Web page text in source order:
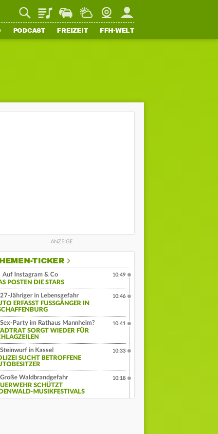
PlaylistStaupilotWetterWebcamMein FFH
PODCAST FREIZEIT FFH-WELT
TICKER
Auf Instagram & Co
POSTEN DIE STARS
10:49
27-Jähriger in Lebensgefahr
ERFASST FUSSGÄNGER IN A
10:46
Sex-Party im Rathaus Mannheim?
SORGT WIEDER FÜR
10:41
Steinwurf in Kassel
SUCHT BETROFFENE
10:33
Große Waldbrandgefahr
SCHÜTZT
MUSIKFESTIVALS
10:18